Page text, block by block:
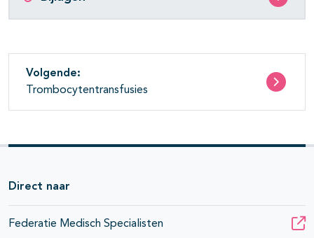
Volgende:
Trombocytentransfusies
Direct naar
Federatie Medisch Specialisten